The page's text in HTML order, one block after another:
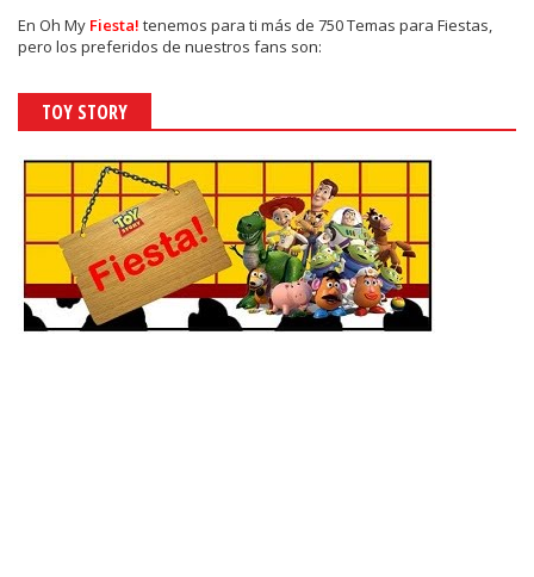
En Oh My Fiesta! tenemos para ti más de 750 Temas para Fiestas,
pero los preferidos de nuestros fans son:
TOY STORY